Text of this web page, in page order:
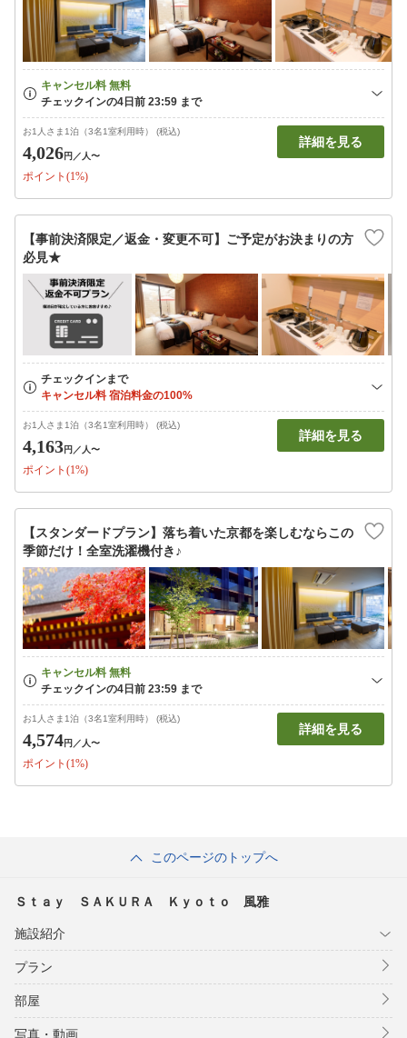
お1人さま1泊（3名1室利用時） (税込)
4,026円 ／人〜
ポイント(1%)
詳細を見る
【事前決済限定／返金・変更不可】ご予定がお決まりの方
必見★
お1人さま1泊（3名1室利用時） (税込)
4,163円 ／人〜
ポイント(1%)
詳細を見る
【スタンダードプラン】落ち着いた京都を楽しむならこの
季節だけ！全室洗濯機付き♪
お1人さま1泊（3名1室利用時） (税込)
4,574円 ／人〜
ポイント(1%)
詳細を見る
このページのトップへ
Ｓｔａｙ ＳＡＫＵＲＡ Ｋｙｏｔｏ 風雅
施設紹介
プラン
部屋
写真・動画